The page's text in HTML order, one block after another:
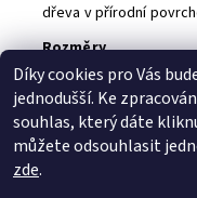
dřeva v přírodní
Rozměry
Výška: 30, 50, 80 a 120
Buďte první, kdo
Přidat komentář
Díky cookies pro Vás
jednodušší. Ke
souhlas, který dáte
můžete odsouhlasit
zde.